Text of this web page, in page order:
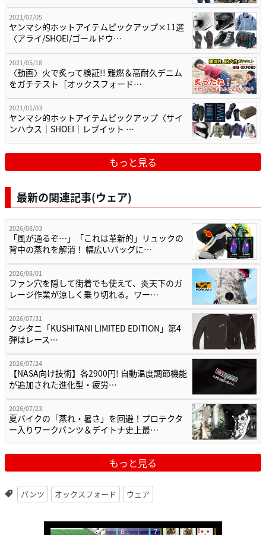
2021/07/05
ヤンマシ的ホットアイテムピックアップ×11選
〈アライ/SHOEI/ゴールドウ…
2021/05/18
〈動画〉火で炙って検証!! 難燃＆高耐久デニム
をガチテスト［オックスフォード…
2021/01/03
ヤンマシ的ホットアイテムピックアップ〈サイ
ンハウス｜SHOEI｜レブイット …
もっと見る
最新の関連記事(ウェア)
2026/08/03
「風が通るぞ…」「これは革新的」リュックの
背中の蒸れを解消！ 幅広いバッグに…
2026/08/01
ファン穴を隠して街着でも使えて、炎天下のガ
レージ作業が涼しく乗り切れる。ワー…
2026/07/31
クシタニ「KUSHITANI LIMITED EDITION」第4
弾はレース…
2026/07/24
【NASA向け技術】各2900円! 自動温度調節機能
が追加された進化型・疲労…
2026/07/23
夏バイクの「蒸れ・暑さ」を回避！プロテクタ
ー入りワークパンツ＆デイトナ史上最…
もっと見る
パンツ オックスフォード ウェア